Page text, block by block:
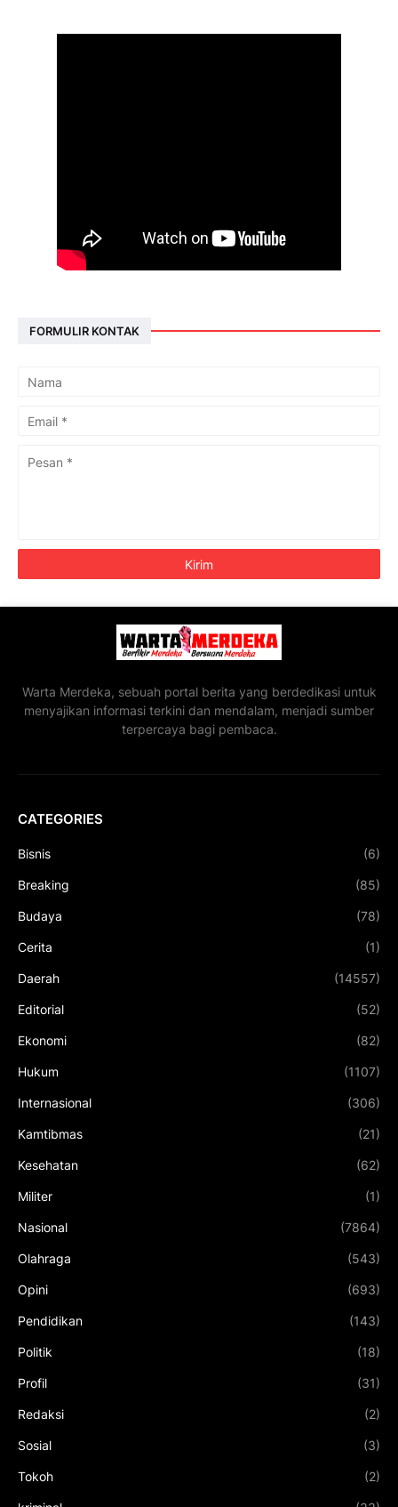
FORMULIR KONTAK
Warta Merdeka, sebuah portal berita yang berdedikasi untuk
menyajikan informasi terkini dan mendalam, menjadi sumber
terpercaya bagi pembaca.
CATEGORIES
Bisnis (6)
Breaking (85)
Budaya (78)
Cerita (1)
Daerah (14557)
Editorial (52)
Ekonomi (82)
Hukum (1107)
Internasional (306)
Kamtibmas (21)
Kesehatan (62)
Militer (1)
Nasional (7864)
Olahraga (543)
Opini (693)
Pendidikan (143)
Politik (18)
Profil (31)
Redaksi (2)
Sosial (3)
Tokoh (2)